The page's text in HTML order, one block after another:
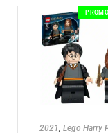
AJOUTER AU
2021, Lego Harry